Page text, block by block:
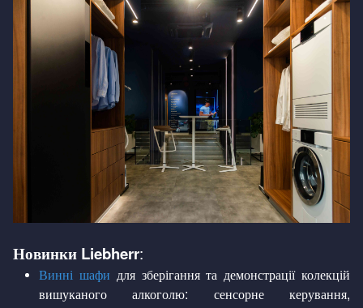
Новинки Liebherr:
Винні шафи для зберігання та демонстрації колекцій
вишуканого алкоголю: сенсорне керування,